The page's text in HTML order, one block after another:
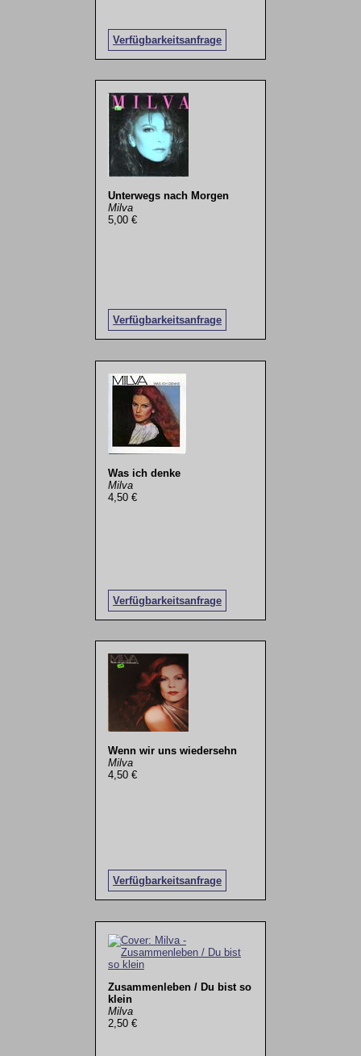
Verfügbarkeitsanfrage
Unterwegs nach Morgen
Milva
5,00 €
Verfügbarkeitsanfrage
Was ich denke
Milva
4,50 €
Verfügbarkeitsanfrage
Wenn wir uns wiedersehn
Milva
4,50 €
Verfügbarkeitsanfrage
Zusammenleben / Du bist so
klein
Milva
2,50 €